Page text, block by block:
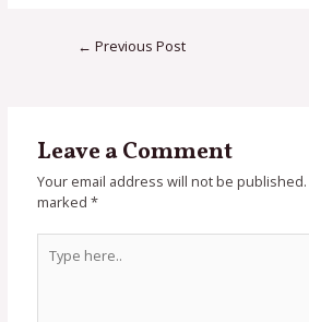
← Previous Post
Leave a Comment
Your email address will not be published.
marked*
here..